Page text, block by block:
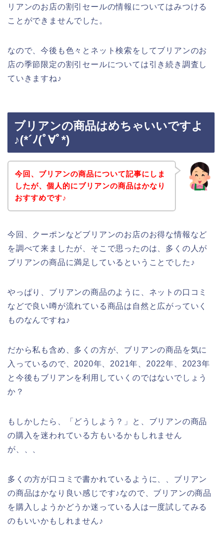
リアンのお店の割引セールの情報についてはみつける
ことができませんでした。
なので、今後も色々とネット検索をしてブリアンのお
店の季節限定の割引セールについては引き続き調査し
ていきますね♪
ブリアンの商品はめちゃいいですよ
♪(*´ﾉ(ﾟ∀ﾟ*)
今回、ブリアンの商品について記事にしま
したが、個人的にブリアンの商品はかなり
おすすめです♪
今回、クーポンなどブリアンのお店のお得な情報など
を調べて来ましたが、そこで思ったのは、多くの人が
ブリアンの商品に満足しているということでした♪
やっぱり、ブリアンの商品のように、ネットの口コミ
などで良い噂が流れている商品は自然と広がっていく
ものなんですね♪
だから私も含め、多くの方が、ブリアンの商品を気に
入っているので、2020年、2021年、2022年、2023年
と今後もブリアンを利用していくのではないでしょう
か？
もしかしたら、「どうしよう？」と、ブリアンの商品
の購入を迷われている方もいるかもしれません
が、、、
多くの方が口コミで書かれているように、、ブリアン
の商品はかなり良い感じです♪なので、ブリアンの商品
を購入しようかどうか迷っている人は一度試してみる
のもいいかもしれません♪